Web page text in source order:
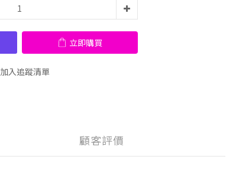
立即購買
加入追蹤清單
顧客評價